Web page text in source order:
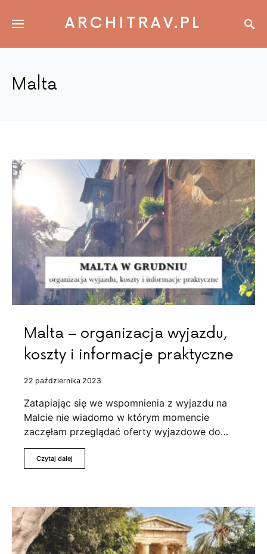
ARCHITRAV.PL
Malta
Malta – organizacja wyjazdu,
koszty i informacje praktyczne
22 października 2023
Zatapiając się we wspomnienia z wyjazdu na
Malcie nie wiadomo w którym momencie
zaczęłam przeglądać oferty wyjazdowe do…
Czytaj dalej